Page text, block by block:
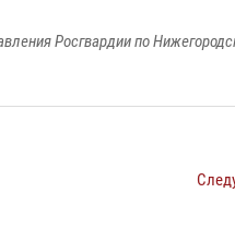
Росгвардии по